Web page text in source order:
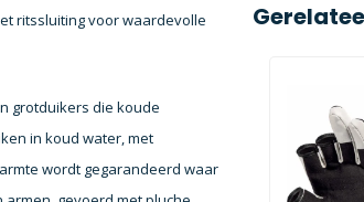
ritssluiting voor waardevolle
grotduikers die koude
in koud water, met
wordt gegarandeerd waar